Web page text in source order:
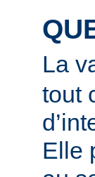
La
tout
Elle